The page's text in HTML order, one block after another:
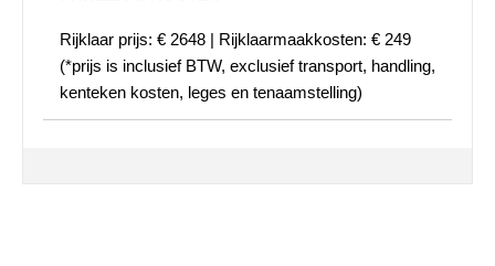
Rijklaar prijs: € 2648 | Rijklaarmaakkosten: € 249
(*prijs is inclusief BTW, exclusief transport, handling,
kenteken kosten, leges en tenaamstelling)